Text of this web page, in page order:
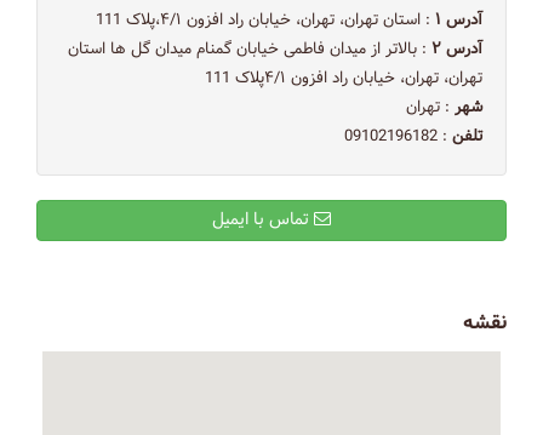
آدرس ۱
: استان تهران، تهران، خیابان راد افزون ۴/۱،پلاک 111
آدرس ۲
: بالاتر از میدان فاطمی خیابان گمنام میدان گل ها استان
تهران، تهران، خیابان راد افزون ۴/۱پلاک 111
شهر : تهران
تلفن : 09102196182
نقشه